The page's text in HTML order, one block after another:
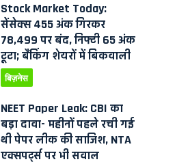
Stock Market Today:
सेंसेक्स 455 अंक गिरकर
78,499 पर बंद, निफ्टी 65 अंक
टूटा; बैंकिंग शेयरों में बिकवाली
बिज़नेस
NEET Paper Leak: CBI का
बड़ा दावा- महीनों पहले रची गई
थी पेपर लीक की साजिश, NTA
एक्सपर्ट्स पर भी सवाल